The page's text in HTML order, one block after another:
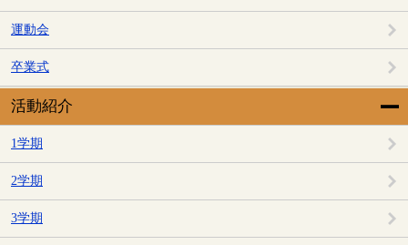
運動会
卒業式
活動紹介
1学期
2学期
3学期